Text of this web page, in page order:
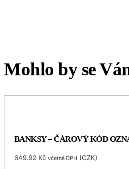
Mohlo by se
BANKSY – ČÁROVÝ KÓD
649.92 Kč včetně DPH(CZK)